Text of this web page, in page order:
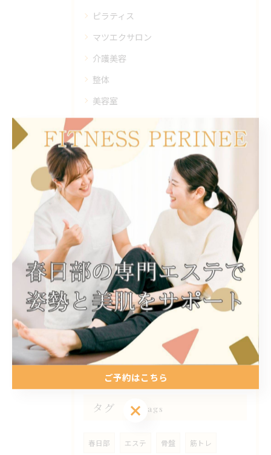
ピラティス
マツエクサロン
介護美容
整体
美容室
脱毛
遺品整理
最近の投稿 Recent Posts
2026/04/21
整体で新潟県上越市頸城区百間町の姿勢改善を目指す女性のための美と健康ケア術
タグ Tags
春日部 エステ 骨盤 筋トレ
ご予約はこちら
ご予約はこちら